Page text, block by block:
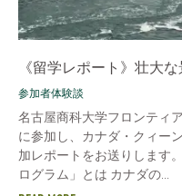
《留学レポート》壮大
参加者体験談
名古屋商科大学フロンティ
に参加し、カナダ・クィー
加レポートをお送りします
ログラム」とは カナダの...